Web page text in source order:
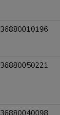
36880010196
36880050221
36880040098